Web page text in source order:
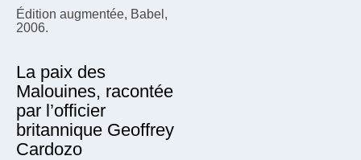
Édition augmentée, Babel,
2006.
La paix des
Malouines, racontée
par l’officier
britannique Geoffrey
Cardozo